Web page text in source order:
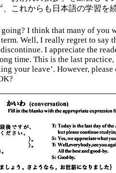
これからも日本語の学習を
going? I think that many of you
Well, I really regret to say
I appreciate the
time. This is the last practice,
your leave’. However, please